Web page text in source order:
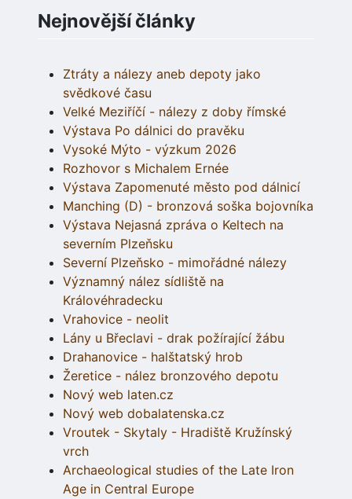
Nejnovější články
Ztráty a nálezy aneb depoty jako
svědkové času
Velké Meziříčí - nálezy z doby římské
Výstava Po dálnici do pravěku
Vysoké Mýto - výzkum 2026
Rozhovor s Michalem Ernée
Výstava Zapomenuté město pod dálnicí
Manching (D) - bronzová soška bojovníka
Výstava Nejasná zpráva o Keltech na
severním Plzeňsku
Severní Plzeňsko - mimořádné nálezy
Významný nález sídliště na
Královéhradecku
Vrahovice - neolit
Lány u Břeclavi - drak požírající žábu
Drahanovice - halštatský hrob
Žeretice - nález bronzového depotu
Nový web laten.cz
Nový web dobalatenska.cz
Vroutek - Skytaly - Hradiště Kružínský
vrch
Archaeological studies of the Late Iron
Age in Central Europe